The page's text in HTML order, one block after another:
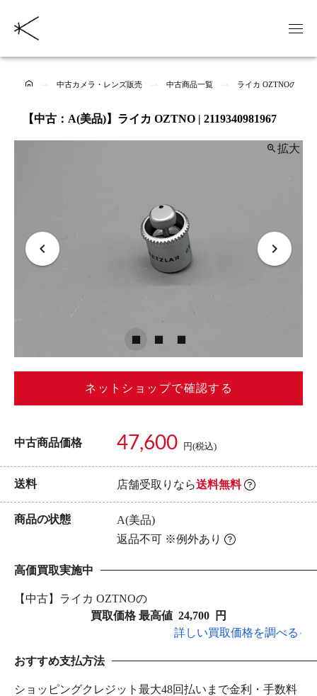
中古カメラ・レンズ販売 中古商品一覧 ライカ OZTNOの中古
【中古：A(美品)】ライカ OZTNO | 2119340981967
拡大
ネットショップで確認する
中古商品価格 47,600 円(税込)
送料 店舗受取りなら送料無料
商品の状態
A(美品)
返品不可 ※例外あり
高価買取実施中
【中古】ライカ OZTNOの
買取価格 最高値 24,700
円
詳しい買取価格を調べる
おすすめ支払方法
ショッピングクレジット最大48回払いまで金利・手数料